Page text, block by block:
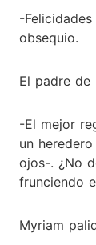
-
obsequio.
El padre
-El mejor
un
ojos-. ¿No
frunciendo
Myriam